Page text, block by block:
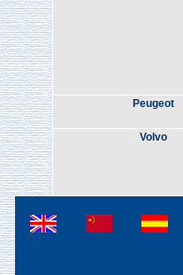
Peugeot
Volvo